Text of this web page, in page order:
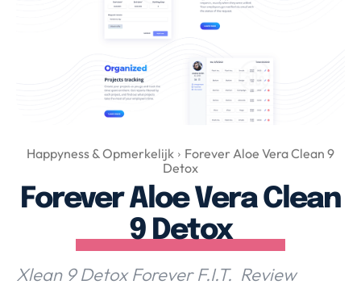
Top 5 van Valerie
Health & Beauty
Huis & Tuin
Nieuws & Media
Over Valerie
Over Valerie
De Top 5
Contact
VALERIE'S CHOICE
Happyness & Opmerkelijk
Forever Aloe Vera Clean 9
Detox
Forever Aloe Vera Clean
9 Detox
Xlean 9 Detox Forever F.I.T. Review